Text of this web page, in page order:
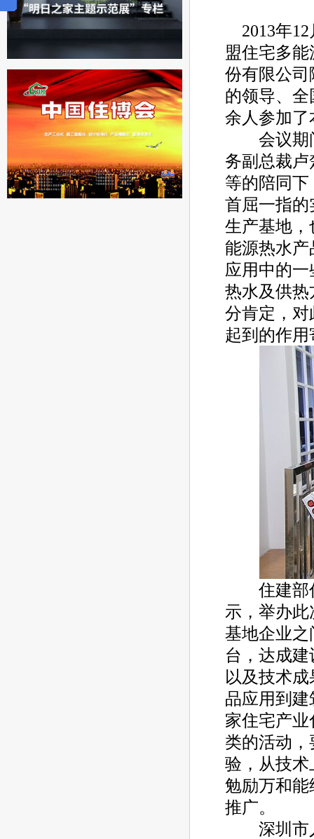
2013年12
盟住宅多
份有限公
的领导、
余人参加
会议期间
务副总裁
等的陪同
首屈一指
生产基地
能源热水
应用中的
热水及供
分肯定，
起到的作
住建部住
示，举办
基地企业
台，达成
以及技术
品应用到
家住宅产
类的活动
验，从技
勉励万和
推广。
深圳市人